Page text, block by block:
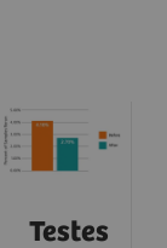
Testes